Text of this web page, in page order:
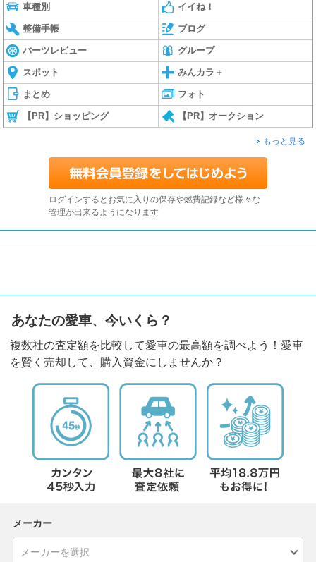
車種別 イイね！
整備手帳 ブログ
パーツレビュー グループ
スポット みんカラ＋
まとめ フォト
【PR】ショッピング 【PR】オークション
もっと見る
ログインするとお気に入りの保存や燃費記録など様々な
管理が出来るようになります
あなたの愛車、今いくら？
複数社の査定額を比較して愛車の最高額を調べよう！愛車
を賢く売却して、購入資金にしませんか？
メーカー